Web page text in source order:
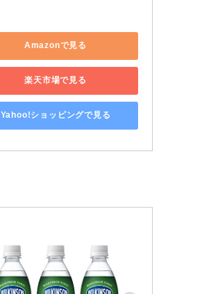
Amazonで見る
楽天市場で見る
Yahoo!ショッピングで見る